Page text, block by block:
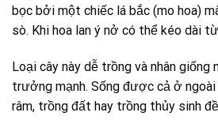
bọc bởi một chiếc lá bắc (mo hoa)
sò. Khi hoa lan ý nở có thể kéo dài
Loại cây này dễ trồng và nhân giống
trưởng mạnh. Sống được cả ở
râm, trồng đất hay trồng thủy sinh